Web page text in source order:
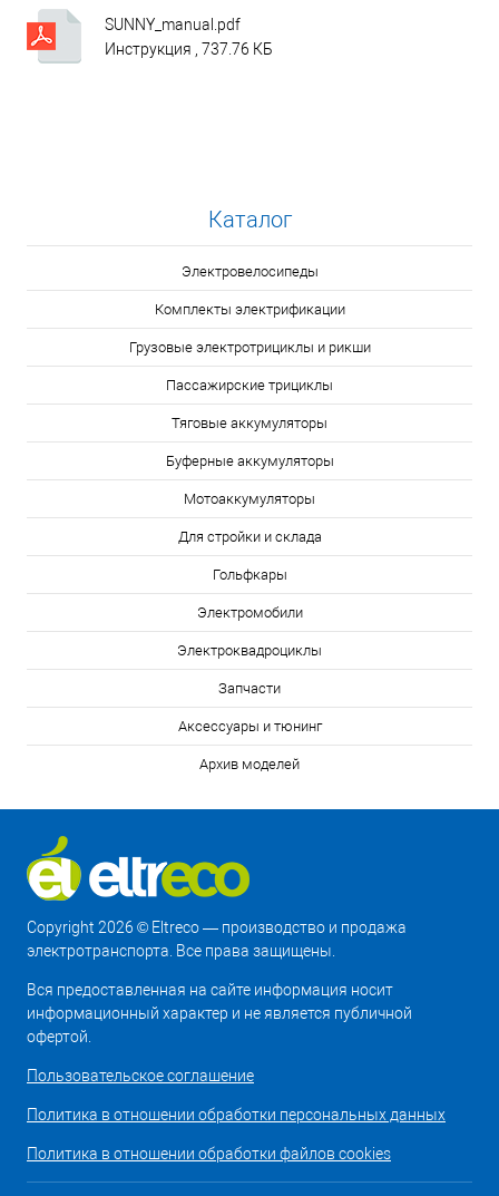
SUNNY_manual.pdf
Инструкция , 737.76 КБ
Каталог
Электровелосипеды
Комплекты электрификации
Грузовые электротрициклы и рикши
Пассажирские трициклы
Тяговые аккумуляторы
Буферные аккумуляторы
Мотоаккумуляторы
Для стройки и склада
Гольфкары
Электромобили
Электроквадроциклы
Запчасти
Аксессуары и тюнинг
Архив моделей
Copyright 2026 © Eltreco — производство и продажа
электротранспорта. Все права защищены.
Вся предоставленная на сайте информация носит
информационный характер и не является публичной
офертой.
Пользовательское соглашение
Политика в отношении обработки персональных данных
Политика в отношении обработки файлов cookies